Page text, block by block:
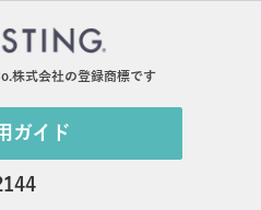
株式会社の登録商標です
ガイド